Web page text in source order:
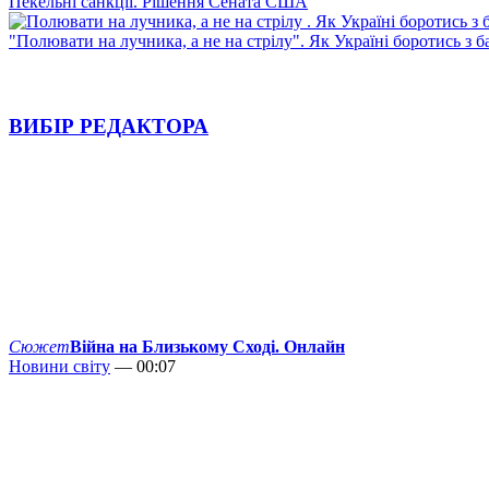
"Полювати на лучника, а не на стрілу". Як Україні боротись з
ВИБІР РЕДАКТОРА
СюжетВійна на Близькому Сході. Онлайн
Новини світу — 00:07